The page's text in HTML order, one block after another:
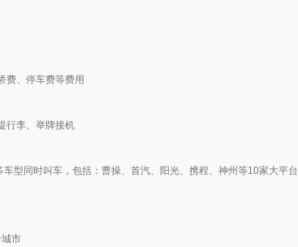
费、停车费等费用
行李、举牌接机
型同时叫车，包括：曹操、首汽、阳光、携程、神州等10家大平台
市